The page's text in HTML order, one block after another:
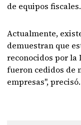
de equipos fiscales.
Actualmente,
demuestran que
reconocidos por la
fueron cedidos de
empresas", precisó.